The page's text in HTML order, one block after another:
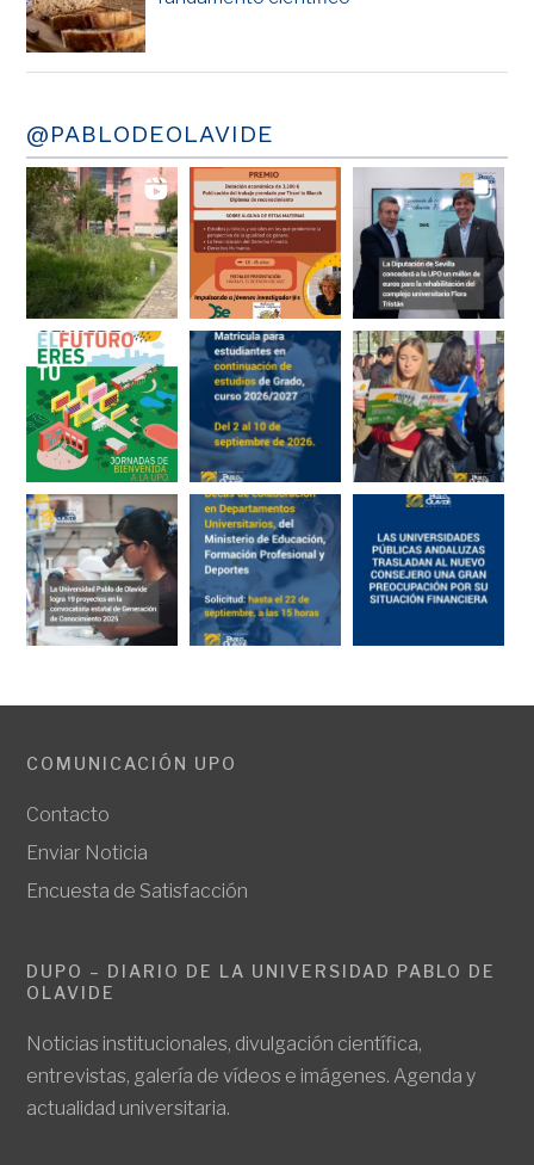
@PABLODEOLAVIDE
COMUNICACIÓN UPO
Contacto
Enviar Noticia
Encuesta de Satisfacción
DUPO – DIARIO DE LA UNIVERSIDAD PABLO DE
OLAVIDE
Noticias institucionales, divulgación científica,
entrevistas, galería de vídeos e imágenes. Agenda y
actualidad universitaria.